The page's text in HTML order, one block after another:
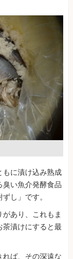
もに漬け込み熟成
臭い魚介発酵食品
し」です。
あり、これもま
茶漬けにすると最
れば、その深遠な